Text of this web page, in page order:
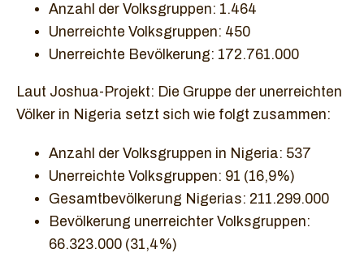
Anzahl der Volksgruppen: 1.464
Unerreichte Volksgruppen: 450
Unerreichte Bevölkerung: 172.761.000
Laut Joshua-Projekt: Die Gruppe der unerreichten
Völker in Nigeria setzt sich wie folgt zusammen:
Anzahl der Volksgruppen in Nigeria: 537
Unerreichte Volksgruppen: 91 (16,9%)
Gesamtbevölkerung Nigerias: 211.299.000
Bevölkerung unerreichter Volksgruppen:
66.323.000 (31,4%)